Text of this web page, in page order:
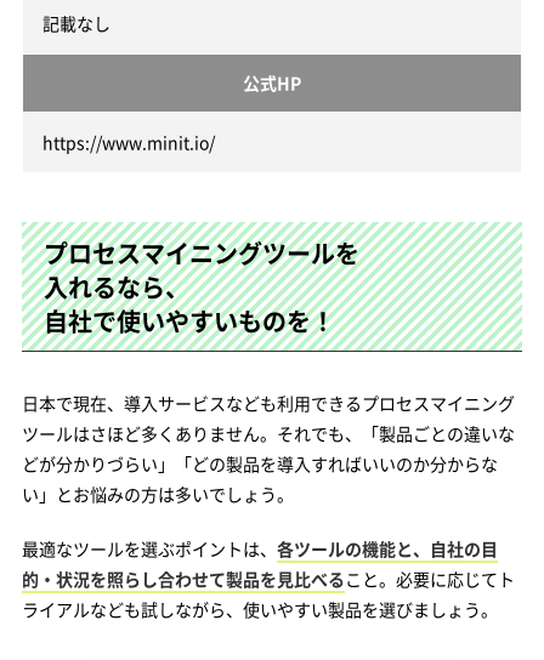
記載なし
公式HP
https://www.minit.io/
プロセスマイニングツールを
入れるなら、
自社で使いやすいものを！
日本で現在、導入サービスなども利用できるプロセスマイニング
ツールはさほど多くありません。それでも、「製品ごとの違いな
どが分かりづらい」「どの製品を導入すればいいのか分からな
い」とお悩みの方は多いでしょう。
最適なツールを選ぶポイントは、 各ツールの機能と、自社の目
的・状況を照らし合わせて製品を見比べること。必要に応じてト
ライアルなども試しながら、使いやすい製品を選びましょう。